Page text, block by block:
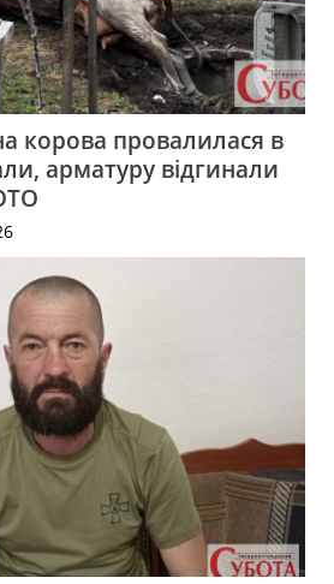
корова провалилася в
арматуру відгинали